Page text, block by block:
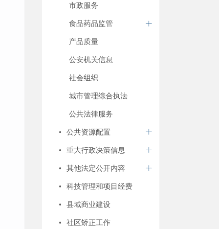
市政服务
食品药品监管
产品质量
公安机关信息
社会组织
城市管理综合执法
公共法律服务
公共资源配置
重大行政决策信息
其他法定公开内容
科技管理和项目经费
县域商业建设
社区矫正工作